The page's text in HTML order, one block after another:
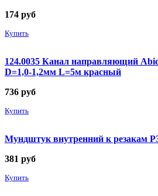
174 руб
Купить
124.0035 Канал направляющий
D=1,0-1,2мм L=5м красный
736 руб
Купить
Мундштук внутренний к резакам
381 руб
Купить